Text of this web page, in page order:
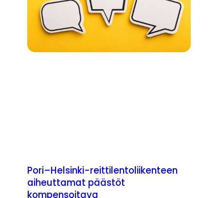
Pori–Helsinki-reittilentoliikenteen
aiheuttamat päästöt
kompensoitava